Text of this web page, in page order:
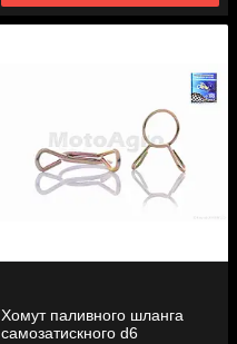
Хомут паливного шланга
самозатискного d6